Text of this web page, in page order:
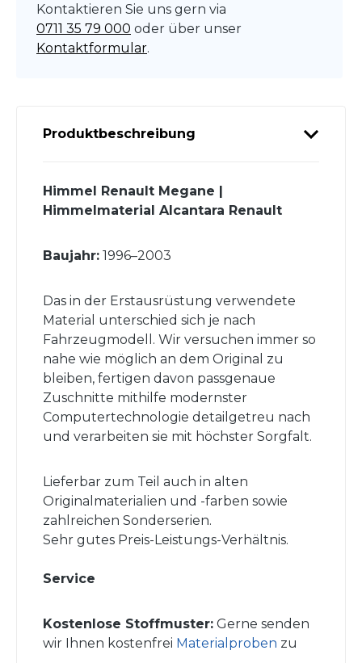
Kontaktieren Sie uns gern via
0711 35 79 000 oder über unser
Kontaktformular.
Produktbeschreibung
Himmel Renault Megane |
Himmelmaterial Alcantara Renault
Baujahr: 1996–2003
Das in der Erstausrüstung verwendete
Material unterschied sich je nach
Fahrzeugmodell. Wir versuchen immer so
nahe wie möglich an dem Original zu
bleiben, fertigen davon passgenaue
Zuschnitte mithilfe modernster
Computertechnologie detailgetreu nach
und verarbeiten sie mit höchster Sorgfalt.
Lieferbar zum Teil auch in alten
Originalmaterialien und -farben sowie
zahlreichen Sonderserien.
Sehr gutes Preis-Leistungs-Verhältnis.
Service
Kostenlose Stoffmuster: Gerne senden
wir Ihnen kostenfrei Materialproben zu